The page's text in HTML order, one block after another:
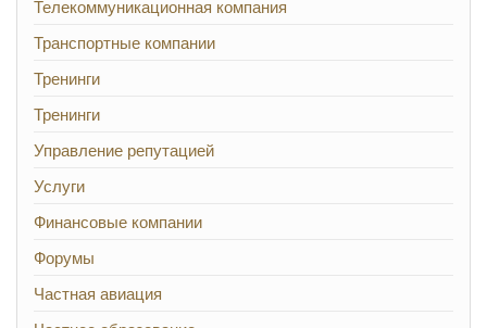
Телекоммуникационная компания
Транспортные компании
Тренинги
Тренинги
Управление репутацией
Услуги
Финансовые компании
Форумы
Частная авиация